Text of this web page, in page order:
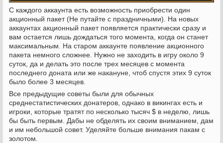
С каждого аккаунта есть возможность приобрести один
акционный пакет (Не путайте с праздничными). На новых
аккаунтах акционный пакет появляется практически сразу и
вам остается лишь дождаться того момента, когда он станет
максимальным. На старом аккаунте появление акционного
пакета немного сложнее. Нужно не заходить в игру около 9
суток, да и делать это после трех месяцев с момента
последнего доната или же накануне, чтоб спустя этих 9 суток
было более 3 месяцев.
Все предыдущие советы были для обычных
среднестатистических донатеров, однако в викингах есть и
игроки, которые тратят по несколько тысяч $ в неделю, лишь
бы быть первым. Дабы не обделять их своим вниманием, дам
и им небольшой совет. Уделяйте больше внимания пакам с
золотом.